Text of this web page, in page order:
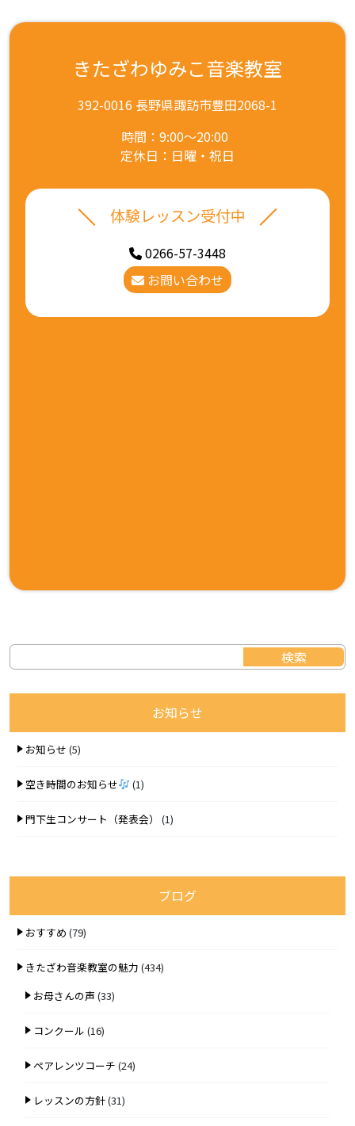
きたざわゆみこ音楽教室
392-0016 長野県諏訪市豊田2068-1
時間：9:00～20:00
定休日：日曜・祝日
体験レッスン受付中
0266-57-3448
お問い合わせ
お知らせ
お知らせ (5)
空き時間のお知らせ (1)
門下生コンサート（発表会） (1)
ブログ
おすすめ (79)
きたざわ音楽教室の魅力 (434)
お母さんの声 (33)
コンクール (16)
ペアレンツコーチ (24)
レッスンの方針(31)